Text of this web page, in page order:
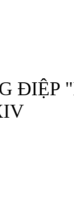
ĐIỆP